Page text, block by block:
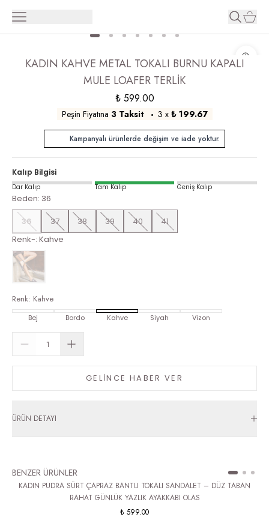
KADIN KAHVE METAL TOKALI BURNU KAPALI
MULE LOAFER TERLİK
₺ 599.00
Peşin Fiyatına 3 Taksit 3 x ₺ 199.67
Kampanyalı ürünlerde değişim ve iade yoktur.
Kalıp Bilgisi
Dar Kalıp Tam Kalıp Geniş Kalıp
Beden: 36
36
37 38 39 40
41
Renk-: Kahve
Renk: Kahve
Bej Bordo Kahve Siyah Vizon
GELİNCE HABER VER
ÜRÜN DETAYI
BENZER ÜRÜNLER
KADIN PUDRA SÜRT ÇAPRAZ BANTLI TOKALI SANDALET – DÜZ TABAN
RAHAT GÜNLÜK YAZLIK AYAKKABI OLAS
₺ 599.00